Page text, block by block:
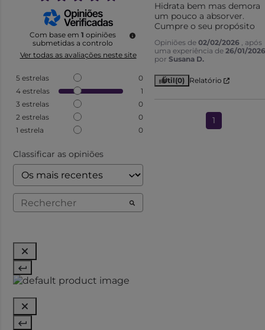
Com base em 1 opiniões
submetidas a controlo
Ver todas as avaliações neste site
5 estrelas
0
4 estrelas
1
3 estrelas
0
2 estrelas
0
1 estrela 0
Classificar as opiniões
Hidrata bem mas demora
um pouco a absorver.
Cumpre o seu propósito
Opiniões de 02/02/2026 , após
uma experiência de 26/01/2026
por Susana D.
Útil(0) Relatório
1